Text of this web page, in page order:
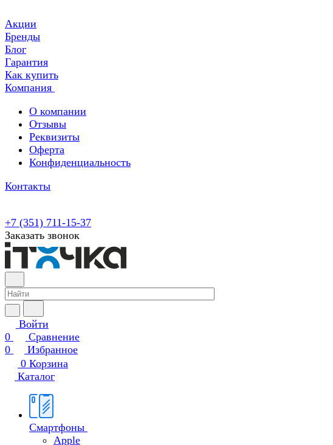
Акции
Бренды
Блог
Гарантия
Как купить
Компания
О компании
Отзывы
Реквизиты
Оферта
Конфиденциальность
Контакты
+7 (351) 711-15-37
Заказать звонок
Войти
0
Сравнение
0
Избранное
0 Корзина
Каталог
Смартфоны
Apple